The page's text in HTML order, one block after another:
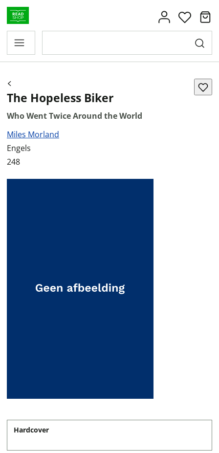
The Hopeless Biker
Who Went Twice Around the World
Miles Morland
Engels
248
Hardcover